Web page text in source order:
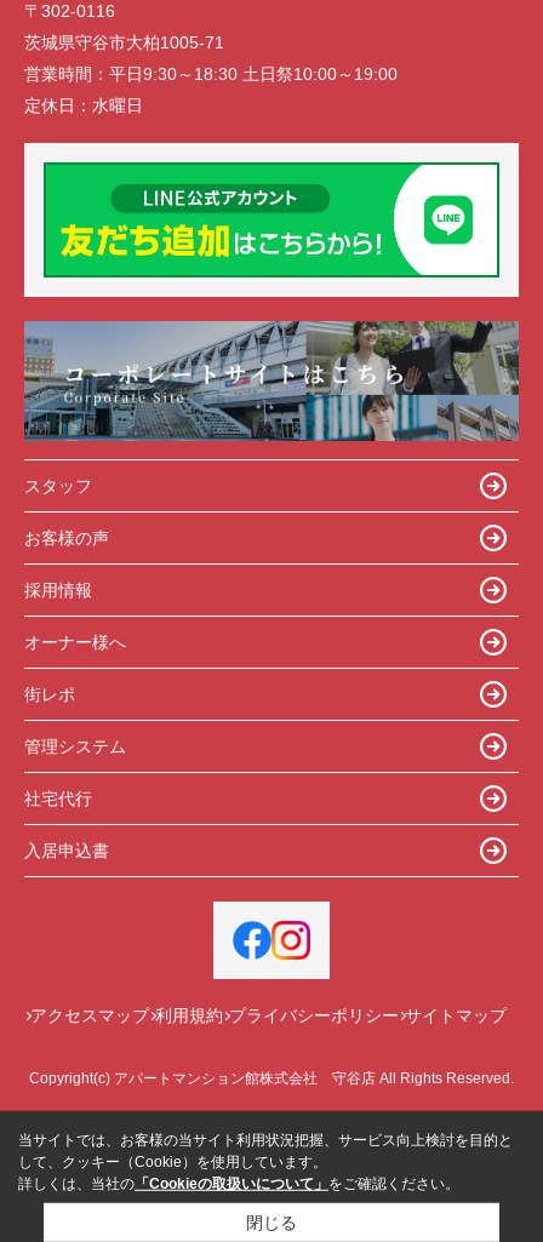
〒302-0116
茨城県守谷市大柏1005-71
営業時間： 平日9:30～18:30 土日祭10:00～19:00
定休日： 水曜日
スタッフ
お客様の声
採用情報
オーナー様へ
街レポ
管理システム
社宅代行
入居申込書
アクセスマップ 利用規約 プライバシーポリシー サイトマップ
Copyright(c) アパートマンション館株式会社 守谷店 All Rights Reserved.
当サイトでは、お客様の当サイト利用状況把握、サービス向上検討を目的と
して、クッキー（Cookie）を使用しています。
詳しくは、当社の 「Cookieの取扱いについて」 をご確認ください。
閉じる